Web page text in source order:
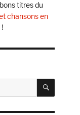
titres du
chansons en
!